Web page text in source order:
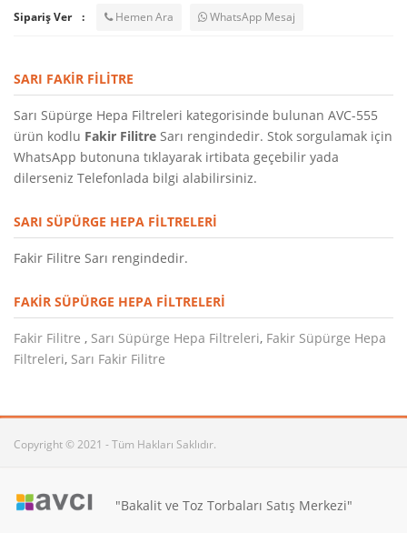
Sipariş Ver Hemen Ara WhatsApp Mesaj
SARI FAKIR FILITRE
Sarı Süpürge Hepa Filtreleri kategorisinde bulunan AVC-555
ürün kodlu Fakir Filitre Sarı rengindedir. Stok sorgulamak için
WhatsApp butonuna tıklayarak irtibata geçebilir yada
dilerseniz Telefonlada bilgi alabilirsiniz.
SARI SÜPÜRGE HEPA FILTRELERI
Fakir Filitre Sarı rengindedir.
FAKIR SÜPÜRGE HEPA FILTRELERI
Fakir Filitre , Sarı Süpürge Hepa Filtreleri, Fakir Süpürge Hepa
Filtreleri, Sarı Fakir Filitre
Copyright © 2021 - Tüm Hakları Saklıdır.
"Bakalit ve Toz Torbaları Satış Merkezi"